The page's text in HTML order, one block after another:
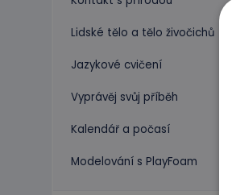
Lidské tělo a tělo živočichů
Jazykové cvičení
Vyprávěj svůj příběh
Kalendář a počasí
Modelování s PlayFoam